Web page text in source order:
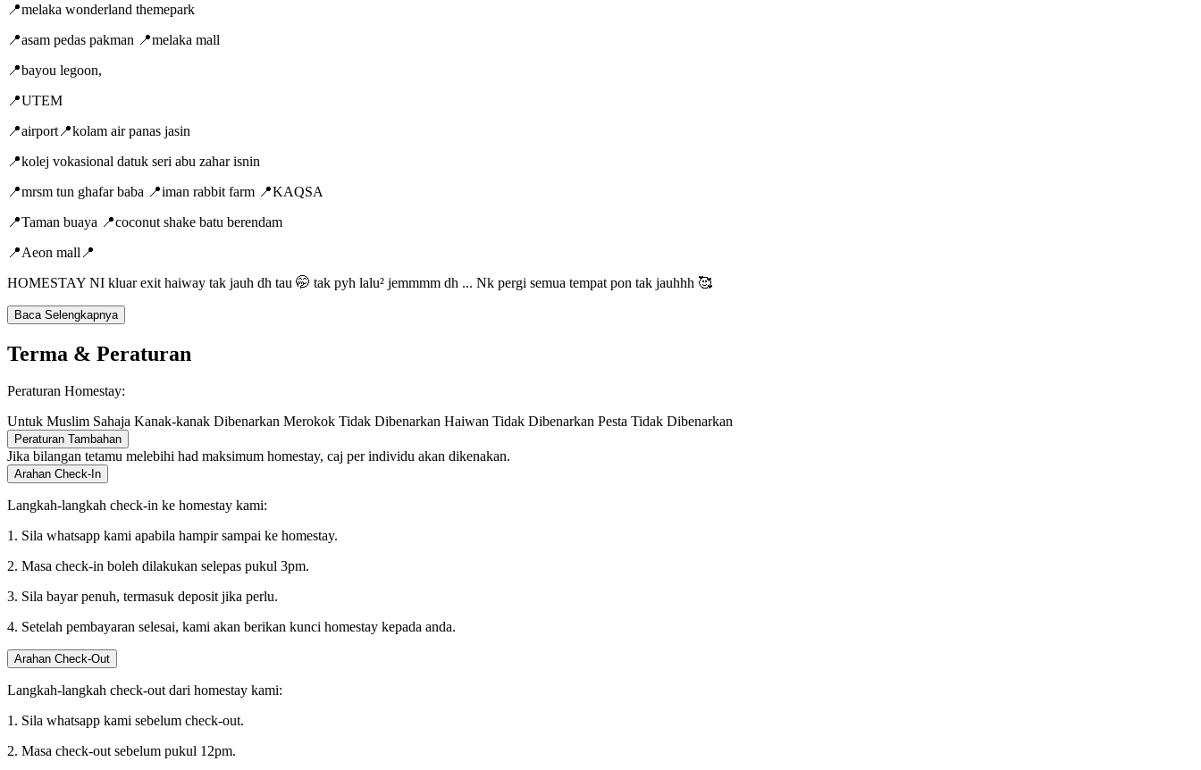
📍melaka wonderland themepark
📍asam pedas pakman 📍melaka mall
📍bayou legoon,
📍UTEM
📍airport📍kolam air panas jasin
📍kolej vokasional datuk seri abu zahar isnin
📍mrsm tun ghafar baba 📍iman rabbit farm 📍KAQSA
📍Taman buaya 📍coconut shake batu berendam
📍Aeon mall📍
HOMESTAY NI kluar exit haiway tak jauh dh tau 🤭 tak pyh lalu² jemmmm dh ... Nk pergi semua tempat pon tak jauhhh 🥰
Baca Selengkapnya
Terma & Peraturan
Peraturan Homestay:
Untuk Muslim Sahaja Kanak-kanak Dibenarkan Merokok Tidak Dibenarkan Haiwan Tidak Dibenarkan Pesta Tidak Dibenarkan
Peraturan Tambahan
Jika bilangan tetamu melebihi had maksimum homestay, caj per individu akan dikenakan.
Arahan Check-In
Langkah-langkah check-in ke homestay kami:
1. Sila whatsapp kami apabila hampir sampai ke homestay.
2. Masa check-in boleh dilakukan selepas pukul 3pm.
3. Sila bayar penuh, termasuk deposit jika perlu.
4. Setelah pembayaran selesai, kami akan berikan kunci homestay kepada anda.
Arahan Check-Out
Langkah-langkah check-out dari homestay kami:
1. Sila whatsapp kami sebelum check-out.
2. Masa check-out sebelum pukul 12pm.